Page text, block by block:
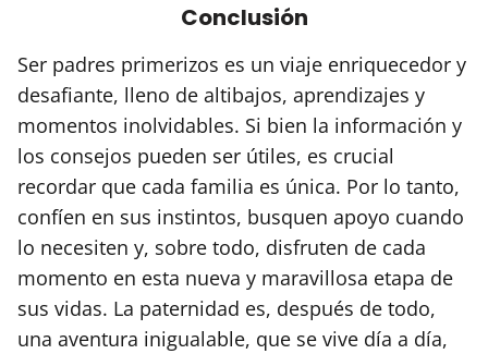
Conclusión
Ser padres primerizos es un viaje enriquecedor y
desafiante, lleno de altibajos, aprendizajes y
momentos inolvidables. Si bien la información y
los consejos pueden ser útiles, es crucial
recordar que cada familia es única. Por lo tanto,
confíen en sus instintos, busquen apoyo cuando
lo necesiten y, sobre todo, disfruten de cada
momento en esta nueva y maravillosa etapa de
sus vidas. La paternidad es, después de todo,
una aventura inigualable, que se vive día a día,